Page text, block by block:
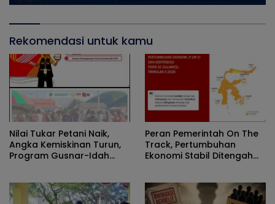
Rekomendasi untuk kamu
Nilai Tukar Petani Naik,
Angka Kemiskinan Turun,
Program Gusnar-Idah
Peran Pemerintah On The
Track, Pertumbuhan
Ekonomi Stabil Ditengah